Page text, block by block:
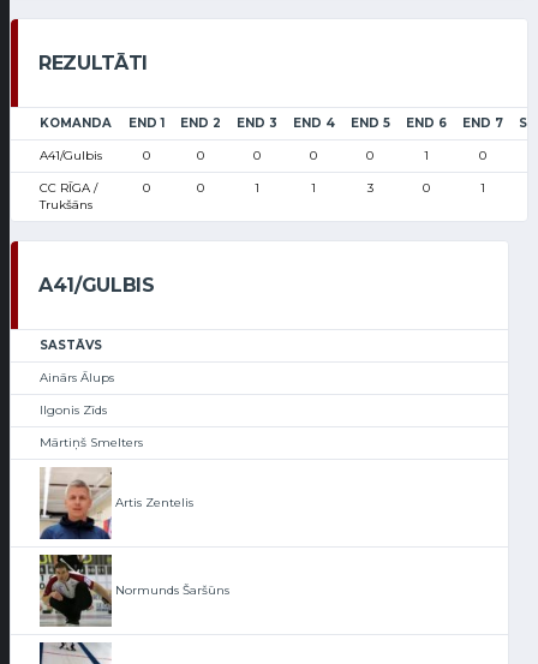
REZULTĀTI
KOMANDA END 1 END 2 END 3 END 4 END 5 END 6 END 7
A41/Gulbis 0 0 0 0 0 1 0
CC RĪGA /
Trukšāns
0 0 1 1 3 0 1
A41/GULBIS
SASTĀVS
Ainārs Ālups
Ilgonis Zīds
Mārtiņš Smelters
Artis Zentelis
Normunds Šaršūns